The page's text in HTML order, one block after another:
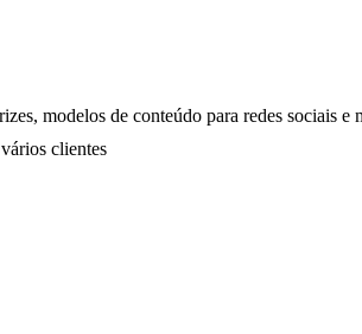
modelos de conteúdo para redes sociais e
clientes